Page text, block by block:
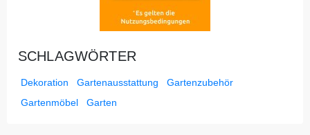
SCHLAGWÖRTER
Dekoration Gartenausstattung
Gartenzubehör
Gartenmöbel
Garten